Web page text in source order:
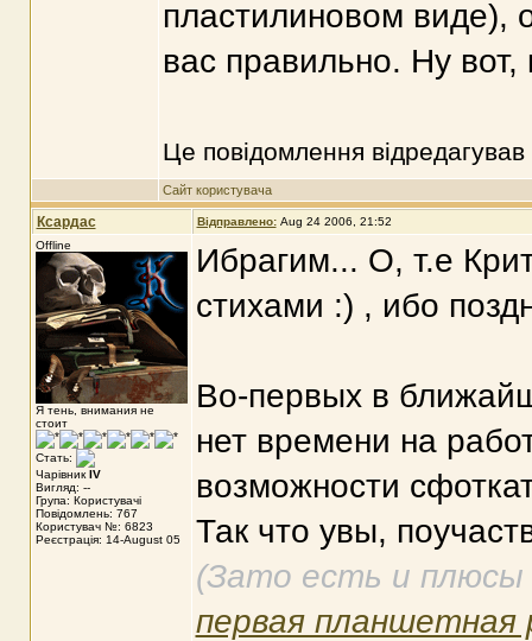
пластилиновом виде),
вас правильно. Ну вот,
Це повідомлення відредагував
Сайт користувача
Ксардас Відправлено: Aug 24 2006, 21:52
Offline
Я тень, внимания не
стоит
Стать:
Чарівник IV
Вигляд: --
Група: Користувачі
Повідомлень: 767
Користувач №: 6823
Реєстрація: 14-August 05
Ибрагим... О, т.е
стихами :) , ибо
Во-первых в
нет времени на
возможности
Так что увы,
(Зато есть и
первая планшетная